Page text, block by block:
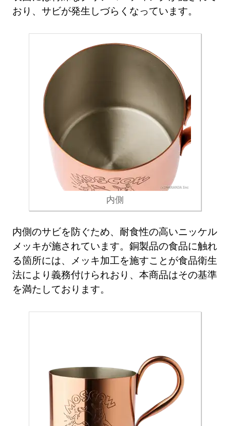
おり、サビが発生しづらくなっています。
内側
内側のサビを防ぐため、耐食性の高いニッケル
メッキが施されています。銅製品の食品に触れ
る箇所には、メッキ加工を施すことが食品衛生
法により義務付けられおり、本商品はその基準
を満たしております。